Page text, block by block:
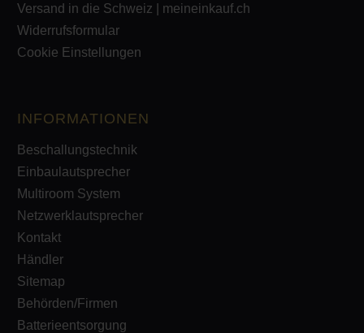
Versand in die Schweiz | meineinkauf.ch
Widerrufsformular
Cookie Einstellungen
INFORMATIONEN
Beschallungstechnik
Einbaulautsprecher
Multiroom System
Netzwerklautsprecher
Kontakt
Händler
Sitemap
Behörden/Firmen
Batterieentsorgung